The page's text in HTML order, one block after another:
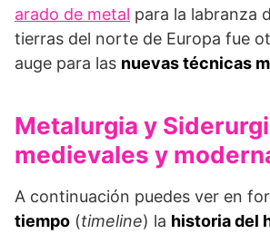
arado de metal para la labranza
tierras del norte de Europa fue
auge para las nuevas técnicas
Metalurgia y
medievales y
A continuación puedes ver en
tiempo (timeline) la historia del